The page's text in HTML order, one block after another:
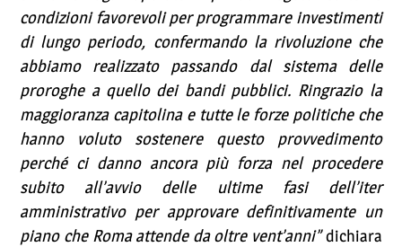
condizioni favorevoli per programmare investimenti
di lungo periodo, confermando la rivoluzione che
abbiamo realizzato passando dal sistema delle
proroghe a quello dei bandi pubblici. Ringrazio la
maggioranza capitolina e tutte le forze politiche che
hanno voluto sostenere questo provvedimento
perché ci danno ancora più forza nel procedere
subito all’avvio delle ultime fasi dell’iter
amministrativo per approvare definitivamente un
piano che Roma attende da oltre vent’anni”dichiara